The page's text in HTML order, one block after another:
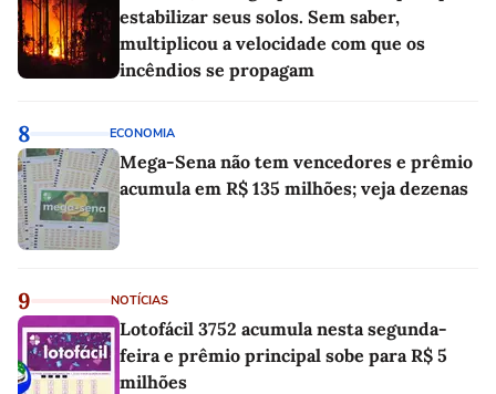
estabilizar seus solos. Sem saber,
multiplicou a velocidade com que os
incêndios se propagam
8 ECONOMIA
Mega-Sena não tem vencedores e prêmio
acumula em R$ 135 milhões; veja dezenas
9 NOTÍCIAS
Lotofácil 3752 acumula nesta segunda-
feira e prêmio principal sobe para R$ 5
milhões